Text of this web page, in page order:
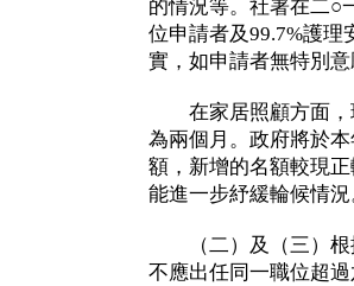
的情況等。社署在二○
位申請者及99.7%護
實，如申請者無特別
在家居照顧方面，
為兩個月。政府將於
額，新增的名額較現
能進一步紓緩輪候情況
（二）及（三）根
不應出任同一職位超